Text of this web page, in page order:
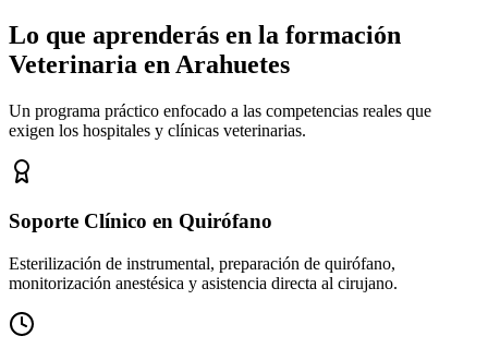
Lo que aprenderás en la formación
Veterinaria en Arahuetes
Un programa práctico enfocado a las competencias reales que
exigen los hospitales y clínicas veterinarias.
Soporte Clínico en Quirófano
Esterilización de instrumental, preparación de quirófano,
monitorización anestésica y asistencia directa al cirujano.